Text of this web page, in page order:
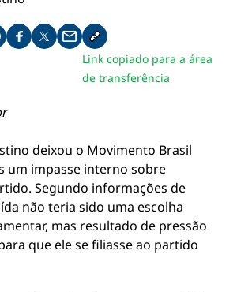
pelo whatsapp
Compartilhar no facebook
Compartilhar no twitter
Compartilhe pelo email
Copiar link da notícia
Link copiado para a área
de transferência
deixou o Movimento Brasil
um impasse interno sobre
Segundo informações de
não teria sido uma escolha
mas resultado de pressão
que ele se filiasse ao partido